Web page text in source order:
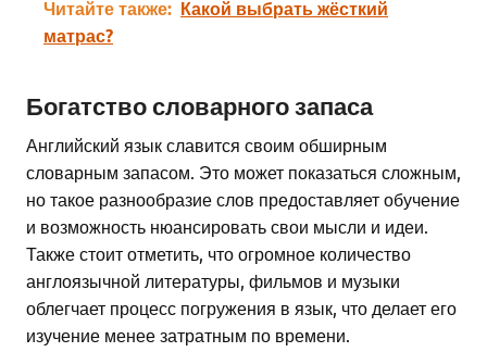
Читайте также: Какой выбрать жёсткий
матрас?
Богатство словарного запаса
Английский язык славится своим обширным
словарным запасом. Это может показаться сложным,
но такое разнообразие слов предоставляет обучение
и возможность нюансировать свои мысли и идеи.
Также стоит отметить, что огромное количество
англоязычной литературы, фильмов и музыки
облегчает процесс погружения в язык, что делает его
изучение менее затратным по времени.